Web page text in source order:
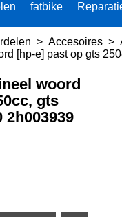
fatbike
> Accesoires >
[hp-e] past op gts
woord
gts
2h003939